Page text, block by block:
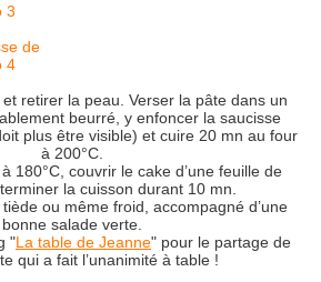
retirer la peau. Verser la pâte dans un
beurré, y enfoncer la saucisse
plus être visible) et cuire 20 mn au four
à 200°C.
180°C, couvrir le cake d’une feuille de
la cuisson durant 10 mn.
ou même froid, accompagné d’une
bonne salade verte.
"La table de Jeanne" pour le partage de
qui a fait l’unanimité à table !